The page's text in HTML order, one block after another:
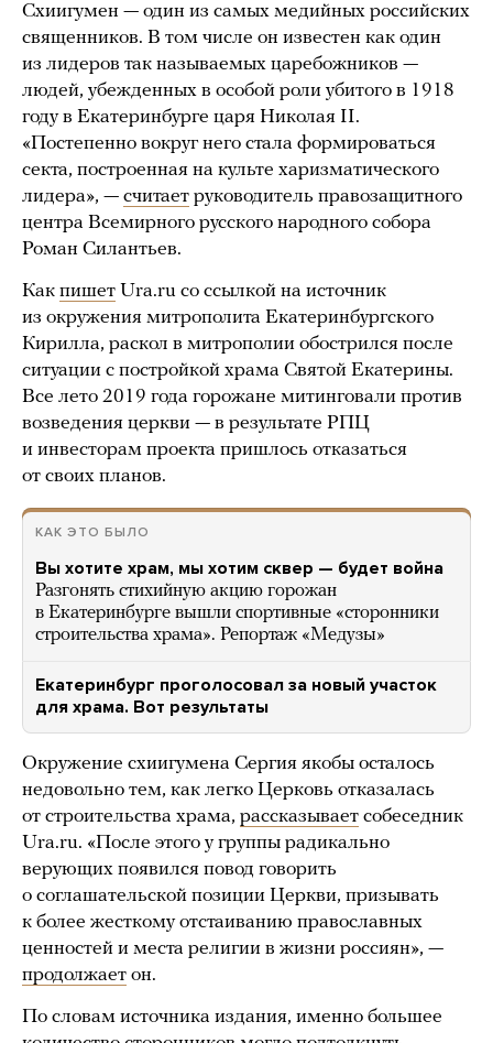
Схиигумен — один из самых медийных российских
священников. В том числе он известен как один
из лидеров так называемых царебожников —
людей, убежденных в особой роли убитого в 1918
году в Екатеринбурге царя Николая II.
«Постепенно вокруг него стала формироваться
секта, построенная на культе харизматического
лидера», — считает руководитель правозащитного
центра Всемирного русского народного собора
Роман Силантьев.
Как пишет Ura.ru со ссылкой на источник
из окружения митрополита Екатеринбургского
Кирилла, раскол в митрополии обострился после
ситуации с постройкой храма Святой Екатерины.
Все лето 2019 года горожане митинговали против
возведения церкви — в результате РПЦ
и инвесторам проекта пришлось отказаться
от своих планов.
КАК ЭТО БЫЛО
Вы хотите храм, мы хотим сквер — будет война
Разгонять стихийную акцию горожан
в Екатеринбурге вышли спортивные «сторонники
строительства храма». Репортаж «Медузы»
Екатеринбург проголосовал за новый участок
для храма. Вот результаты
Окружение схиигумена Сергия якобы осталось
недовольно тем, как легко Церковь отказалась
от строительства храма, рассказывает собеседник
Ura.ru. «После этого у группы радикально
верующих появился повод говорить
о соглашательской позиции Церкви, призывать
к более жесткому отстаиванию православных
ценностей и места религии в жизни россиян», —
продолжает он.
По словам источника издания, именно большее